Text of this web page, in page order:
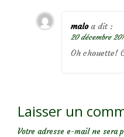
malo a dit :
20 décembre
Oh chouette!
Laisser un
Votre adresse e-mail ne sera